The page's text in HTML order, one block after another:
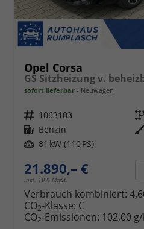
Opel Corsa
sofort lieferbar Neuwagen
Fahrzeugnr. 1063103 Getriebe
Kraftstoff Benzin Außenfarbe
Leistung 81 kW (110 PS)
21.890,– €
incl. 19% MwSt.
Verbrauch kombiniert:
CO2-Klasse: C
CO2-Emissionen: 102,00